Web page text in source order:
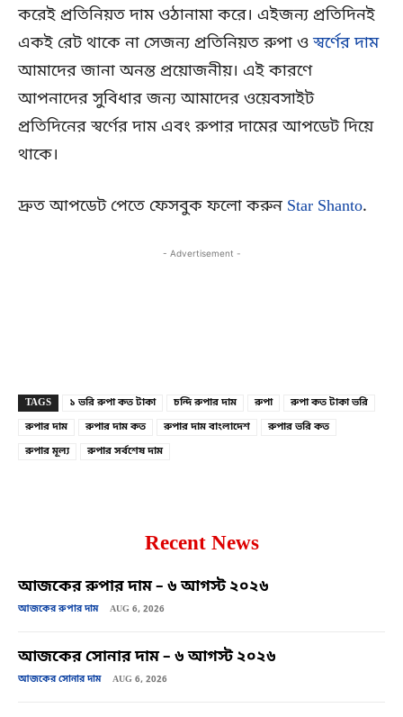
করেই প্রতিনিয়ত দাম ওঠানামা করে। এইজন্য প্রতিদিনই
একই রেট থাকে না সেজন্য প্রতিনিয়ত রুপা ওস্বর্ণের দাম
আমাদের জানা অনন্ত প্রয়োজনীয়। এই কারণে
আপনাদের সুবিধার জন্য আমাদের ওয়েবসাইট
প্রতিদিনের স্বর্ণের দাম এবং রুপার দামের আপডেট দিয়ে
থাকে।
দ্রুত আপডেট পেতে ফেসবুক ফলো করুন Star Shanto.
- Advertisement -
TAGS ১ ভরি রুপা কত টাকা চন্দি রুপার দাম রুপা
রুপা কত টাকা ভরি
রুপার দাম
রুপার দাম কত রুপার দাম বাংলাদেশ
রুপার ভরি কত
রুপার মূল্য
রুপার সর্বশেষ দাম
Recent News
আজকের রুপার দাম – ৬ আগস্ট ২০২৬
আজকের রুপার দাম AUG 6, 2026
আজকের সোনার দাম – ৬ আগস্ট ২০২৬
আজকের সোনার দাম AUG 6, 2026